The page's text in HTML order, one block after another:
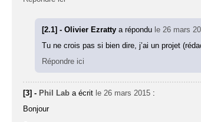
[2.1] - Olivier Ezrattya répondu le 26 mars
Tu ne crois pas si bien dire, j’ai un projet
Répondre ici
[3] - Phil Lab a écrit le 26 mars 2015 :
Bonjour